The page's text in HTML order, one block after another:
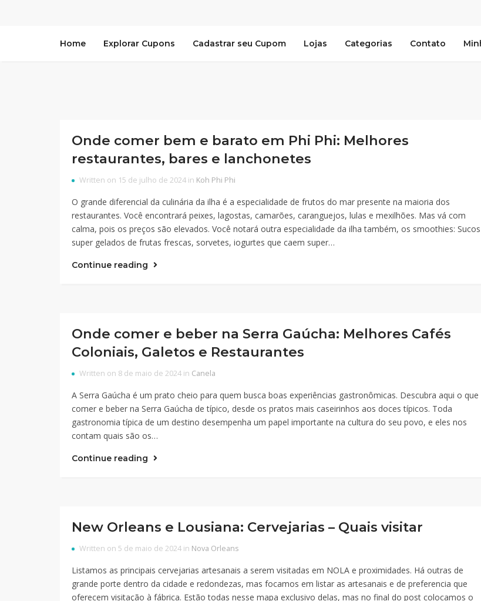
Home Explorar Cupons Cadastrar seu Cupom Lojas Categorias Contato
Onde comer bem e barato em Phi Phi: Melhores
restaurantes, bares e lanchonetes
Written on 15 de julho de 2024 in Koh Phi Phi
O grande diferencial da culinária da ilha é a especialidade de frutos do mar presente na maioria dos
restaurantes. Você encontrará peixes, lagostas, camarões, caranguejos, lulas e mexilhões. Mas vá com
calma, pois os preços são elevados. Você notará outra especialidade da ilha também, os smoothies: Sucos
super gelados de frutas frescas, sorvetes, iogurtes que caem super…
Continue reading
Onde comer e beber na Serra Gaúcha: Melhores Cafés
Coloniais, Galetos e Restaurantes
Written on 8 de maio de 2024 in Canela
A Serra Gaúcha é um prato cheio para quem busca boas experiências gastronômicas. Descubra aqui o que
comer e beber na Serra Gaúcha de típico, desde os pratos mais caseirinhos aos doces típicos. Toda
gastronomia típica de um destino desempenha um papel importante na cultura do seu povo, e eles nos
contam quais são os…
Continue reading
New Orleans e Lousiana: Cervejarias – Quais visitar
Written on 5 de maio de 2024 in Nova Orleans
Listamos as principais cervejarias artesanais a serem visitadas em NOLA e proximidades. Há outras de
grande porte dentro da cidade e redondezas, mas focamos em listar as artesanais e de preferencia que
oferecem visitação à fábrica. Estão todas nesse mapa exclusivo delas, mas no final do post colocamos o